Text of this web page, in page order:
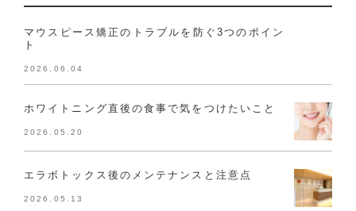
マウスピース矯正のトラブルを防ぐ3つのポイン
ト
2026.06.04
ホワイトニング直後の食事で気をつけたいこと
2026.05.20
エラボトックス後のメンテナンスと注意点
2026.05.13